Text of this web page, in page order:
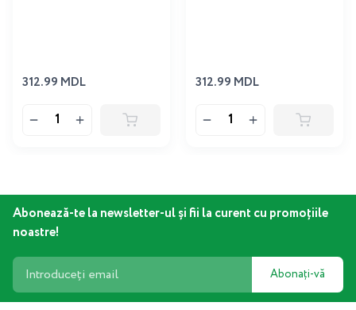
312.99 MDL 312.99 MDL
Abonează-te la newsletter-ul și fii la curent cu promoțiile
noastre!
Abonați-vă